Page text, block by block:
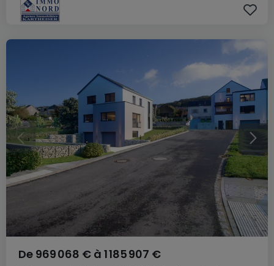
De 969 068 € à 1 185 907 €